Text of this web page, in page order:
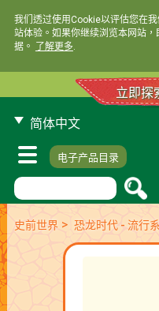
我们透过使用Cookie以评估您在
站体验。如果你继续浏览本网站
据。
了解更多.
立即探
简体中文
电子产品目录
史前世界> 恐龙时代 - 流行